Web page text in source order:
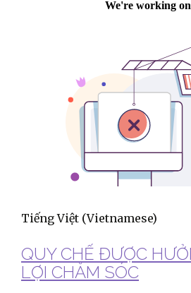
Tiếng Việt (Vietnamese)
QUY CHẾ ĐƯỢC
LỢI CHĂM SÓC